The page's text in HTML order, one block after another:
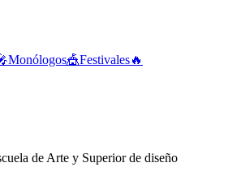
Monólogos🎪Festivales🔥
de Arte y Superior de diseño